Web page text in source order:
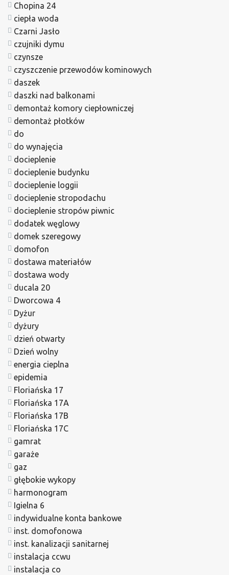
Chopina 24
ciepła woda
Czarni Jasło
czujniki dymu
czynsze
czyszczenie przewodów kominowych
daszek
daszki nad balkonami
demontaż komory ciepłowniczej
demontaż płotków
do
do wynajęcia
docieplenie
docieplenie budynku
docieplenie loggii
docieplenie stropodachu
docieplenie stropów piwnic
dodatek węglowy
domek szeregowy
domofon
dostawa materiałów
dostawa wody
ducala 20
Dworcowa 4
Dyżur
dyżury
dzień otwarty
Dzień wolny
energia cieplna
epidemia
Floriańska 17
Floriańska 17A
Floriańska 17B
Floriańska 17C
gamrat
garaże
gaz
głębokie wykopy
harmonogram
Igielna 6
indywidualne konta bankowe
inst. domofonowa
inst. kanalizacji sanitarnej
instalacja ccwu
instalacja co